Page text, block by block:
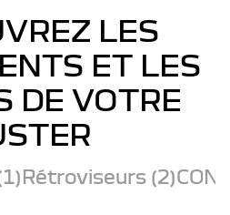
LES
ET LES
DE VOTRE
Rétroviseurs (2)